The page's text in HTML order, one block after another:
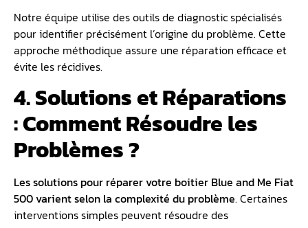
Notre équipe utilise des outils de diagnostic spécialisés
pour identifier précisément l’origine du problème. Cette
approche méthodique assure une réparation efficace et
évite les récidives.
4. Solutions et Réparations
: Comment Résoudre les
Problèmes ?
Les solutions pour réparer votre boitier Blue and Me Fiat
500 varient selon la complexité du problème. Certaines
interventions simples peuvent résoudre des